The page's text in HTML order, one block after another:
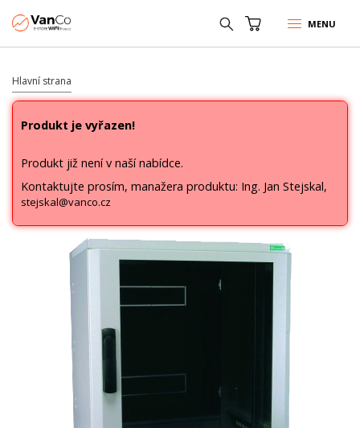
MENU
Hlavní strana
Produkt je vyřazen!
Produkt již není v naší nabídce.
Kontaktujte prosím, manažera produktu: Ing. Jan Stejskal,
stejskal@vanco.cz